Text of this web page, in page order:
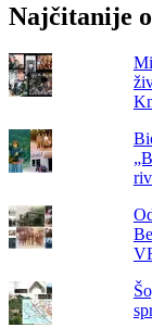
Najčitanije